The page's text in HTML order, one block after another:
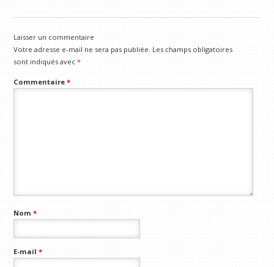
Laisser un commentaire
Votre adresse e-mail ne sera pas publiée. Les champs obligatoires
sont indiqués avec*
Commentaire*
Nom*
E-mail*